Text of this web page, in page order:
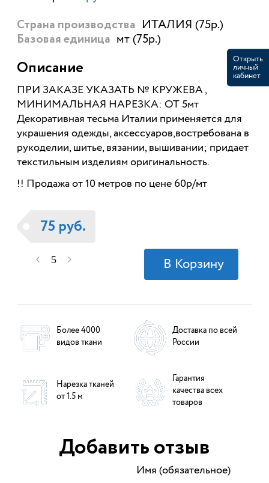
Страна производства ИТАЛИЯ (75р.)
Базовая единица мт (75р.)
Описание
ПРИ ЗАКАЗЕ УКАЗАТЬ № КРУЖЕВА ,
МИНИМАЛЬНАЯ НАРЕЗКА: ОТ 5мт
Декоративная тесьма Италии применяется для
украшения одежды, аксессуаров,востребована в
рукоделии, шитье, вязании, вышивании; придает
текстильным изделиям оригинальность.
!! Продажа от 10 метров по цене 60р/мт
75 руб.
Более 4000
видов ткани
Доставка по всей
России
Нарезка тканей
от 1.5 м
Гарантия
качества всех
товаров
Добавить отзыв
Имя (обязательное)
Открыть
личный
кабинет